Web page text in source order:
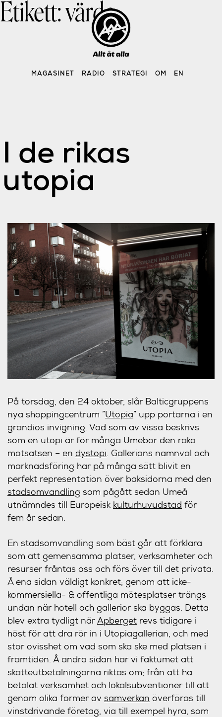
Skip
MAGASINET RADIO STRATEGI OM EN
Etikett:värde
I de rikas
utopia
På torsdag, den 24 oktober, slår Balticgruppens
nya shoppingcentrum ”Utopia” upp portarna i en
grandios invigning. Vad som av vissa beskrivs
som en utopi är för många Umebor den raka
motsatsen – en dystopi . Gallerians namnval och
marknadsföring har på många sätt blivit en
perfekt representation över baksidorna med den
stadsomvandling som pågått sedan Umeå
utnämndes till Europeisk kulturhuvudstad för
fem år sedan.
En stadsomvandling som bäst går att förklara
som att gemensamma platser, verksamheter och
resurser fråntas oss och förs över till det privata.
Å ena sidan väldigt konkret; genom att icke-
kommersiella- & offentliga mötesplatser trängs
undan när hotell och gallerior ska byggas. Detta
blev extra tydligt när Apberget revs tidigare i
höst för att dra rör in i Utopiagallerian, och med
stor ovisshet om vad som ska ske med platsen i
framtiden. Å andra sidan har vi faktumet att
skatteutbetalningarna riktas om; från att ha
betalat verksamhet och lokalsubventioner till att
genom olika former av samverkan överföras till
vinstdrivande företag, via till exempel hyra, som